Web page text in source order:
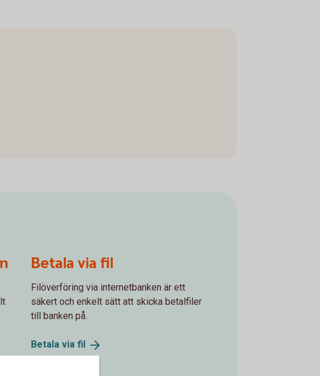
Betala via fil
Filöverföring via internetbanken är ett
säkert och enkelt sätt att skicka betalfiler
till banken på.
Betala viafil